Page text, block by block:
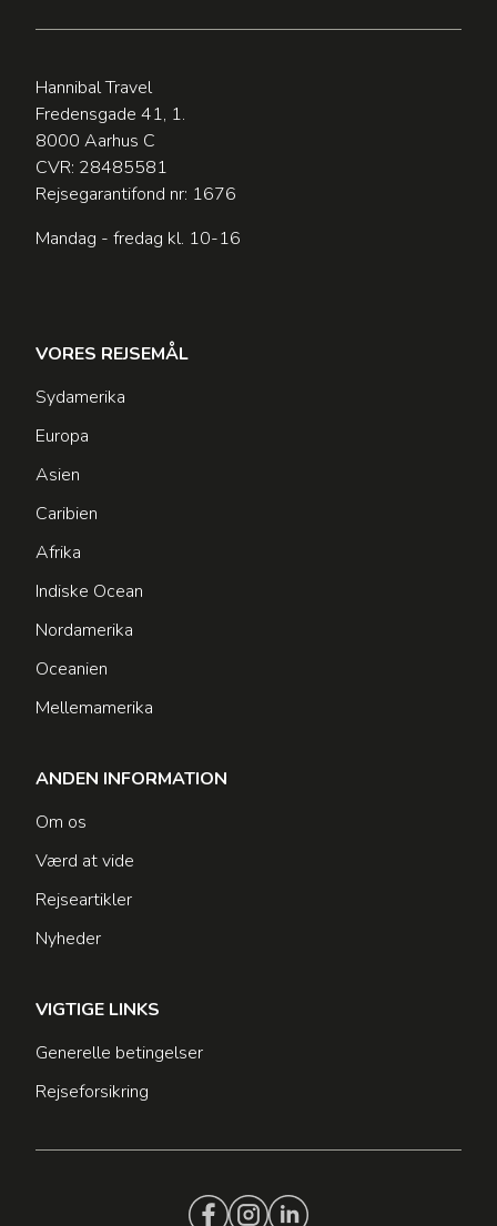
Hannibal Travel
Fredensgade 41, 1.
8000 Aarhus C
CVR: 28485581
Rejsegarantifond nr: 1676
Mandag - fredag kl. 10-16
VORES REJSEMÅL
Sydamerika
Europa
Asien
Caribien
Afrika
Indiske Ocean
Nordamerika
Oceanien
Mellemamerika
ANDEN INFORMATION
Om os
Værd at vide
Rejseartikler
Nyheder
VIGTIGE LINKS
Generelle betingelser
Rejseforsikring